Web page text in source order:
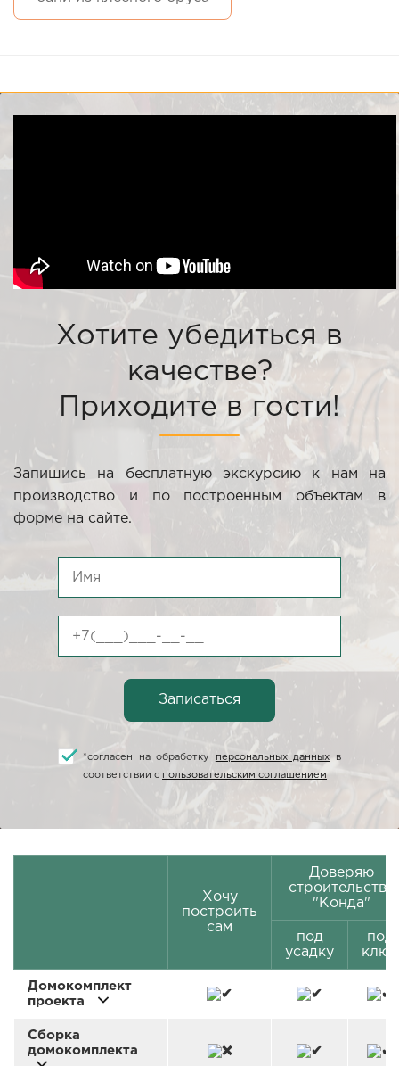
Хотите убедиться в
качестве?
Приходите в гости!
Запишись на бесплатную экскурсию к нам на
производство и по построенным объектам в
форме на сайте.
*согласен на обработку персональных данных в
соответствии с пользовательским соглашением
Хочу
построить
сам
Доверяю
строительство
"Конда"
под
усадку
под
ключ
Домокомплект
проекта
Сборка
домокомплекта